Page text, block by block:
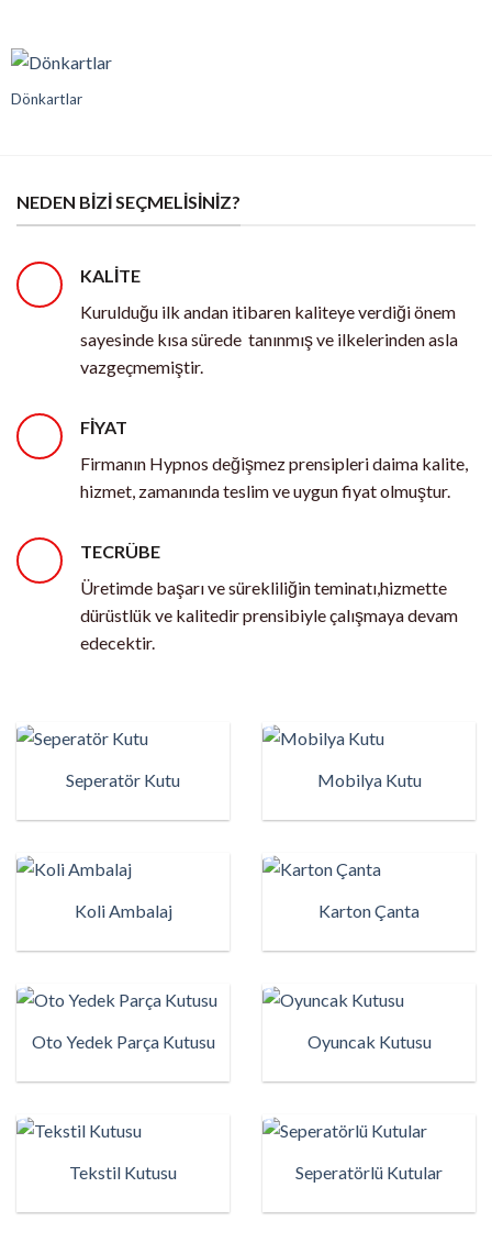
Dönkartlar
NEDEN BIZI SEÇMELISINIZ?
KALİTE
Kurulduğu ilk andan itibaren kaliteye verdiği önem
sayesinde kısa sürede tanınmış ve ilkelerinden asla
vazgeçmemiştir.
FİYAT
Firmanın Hypnos değişmez prensipleri daima kalite,
hizmet, zamanında teslim ve uygun fiyat olmuştur.
TECRÜBE
Üretimde başarı ve sürekliliğin teminatı,hizmette
dürüstlük ve kalitedir prensibiyle çalışmaya devam
edecektir.
Seperatör Kutu Mobilya Kutu
Koli Ambalaj Karton Çanta
Oto Yedek Parça Kutusu Oyuncak Kutusu
Tekstil Kutusu Seperatörlü Kutular